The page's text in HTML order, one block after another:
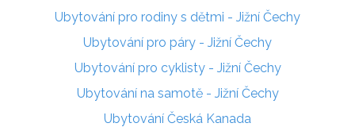
Ubytování pro rodiny s dětmi - Jižní Čechy
Ubytování pro páry - Jižní Čechy
Ubytování pro cyklisty - Jižní Čechy
Ubytování na samotě - Jižní Čechy
Ubytování Česká Kanada